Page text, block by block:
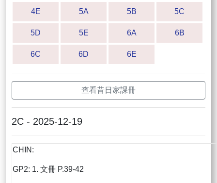
4E 5A 5B 5C
5D 5E 6A 6B
6C 6D 6E
查看昔日家課冊
2C - 2025-12-19
CHIN:
GP2: 1. 文冊 P.39-42